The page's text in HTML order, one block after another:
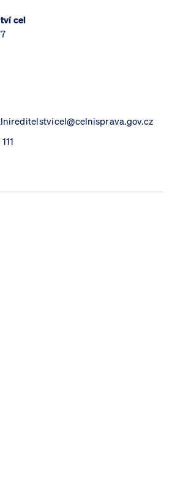
cel